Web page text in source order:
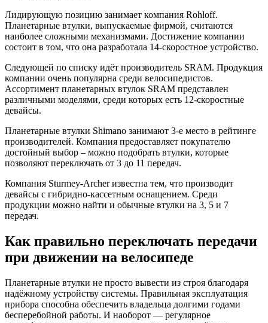
Лидирующую позицию занимает компания Rohloff.
Планетарные втулки, выпускаемые фирмой, считаются
наиболее сложными механизмами. Достижение компании
состоит в том, что она разработала 14-скоростное устройство.
Следующей по списку идёт производитель SRAM. Продукция
компании очень популярна среди велосипедистов.
Ассортимент планетарных втулок SRAM представлен
различными моделями, среди которых есть 12-скоростные
девайсы.
Планетарные втулки Shimano занимают 3-е место в рейтинге
производителей. Компания предоставляет покупателю
достойный выбор – можно подобрать втулки, которые
позволяют переключать от 3 до 11 передач.
Компания Sturmey-Archer известна тем, что производит
девайсы с гибридно-кассетным оснащением. Среди
продукции можно найти и обычные втулки на 3, 5 и 7
передач.
Как правильно переключать передачи
при движении на велосипеде
Планетарные втулки не просто вывести из строя благодаря
надёжному устройству системы. Правильная эксплуатация
прибора способна обеспечить владельца долгими годами
бесперебойной работы. И наоборот — регулярное